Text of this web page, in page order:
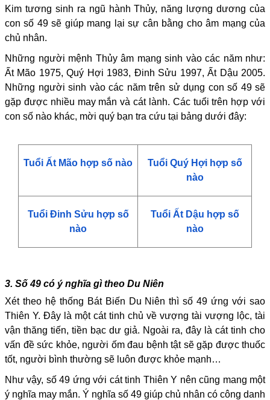
Kim tương sinh ra ngũ hành Thủy, năng lượng dương của
con số 49 sẽ giúp mang lại sự cân bằng cho âm mạng của
chủ nhân.
Những người mệnh Thủy âm mạng sinh vào các năm như:
Ất Mão 1975, Quý Hợi 1983, Đinh Sửu 1997, Ất Dậu 2005.
Những người sinh vào các năm trên sử dụng con số 49 sẽ
gặp được nhiều may mắn và cát lành. Các tuổi trên hợp với
con số nào khác, mời quý bạn tra cứu tại bảng dưới đây:
Tuổi Ất Mão hợp số nào
Tuổi Quý Hợi hợp số
nào
Tuổi Đinh Sửu hợp số
nào
Tuổi Ất Dậu hợp số
nào
3. Số 49 có ý nghĩa gì theo Du Niên
Xét theo hệ thống Bát Biến Du Niên thì số 49 ứng với sao
Thiên Y. Đây là một cát tinh chủ về vượng tài vượng lộc, tài
vận thăng tiến, tiền bạc dư giả. Ngoài ra, đây là cát tinh cho
vấn đề sức khỏe, người ốm đau bệnh tật sẽ gặp được thuốc
tốt, người bình thường sẽ luôn được khỏe mạnh…
Như vậy, số 49 ứng với cát tinh Thiên Y nên cũng mang một
ý nghĩa may mắn. Ý nghĩa số 49 giúp chủ nhân có công danh